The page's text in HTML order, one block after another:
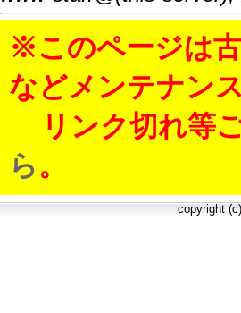
※このページは
などメンテナン
リンク切れ等
ら。
copyright